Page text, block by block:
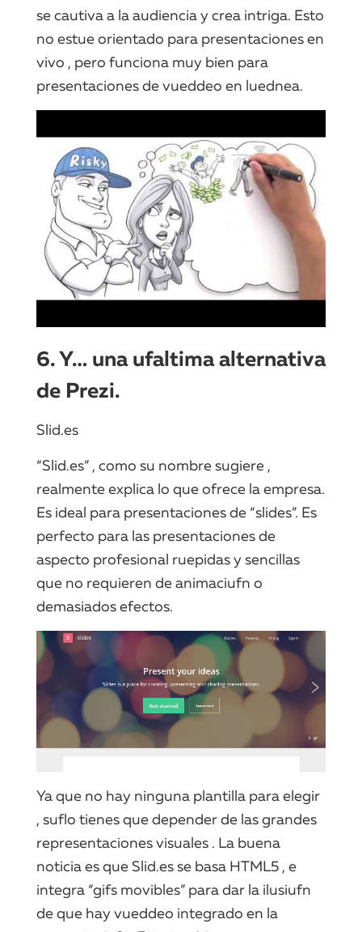
se cautiva a la audiencia y crea intriga. Esto
no estue orientado para presentaciones en
vivo , pero funciona muy bien para
presentaciones de vueddeo en luednea.
6. Y… una ufaltima alternativa
de Prezi.
Slid.es
“Slid.es” , como su nombre sugiere ,
realmente explica lo que ofrece la empresa.
Es ideal para presentaciones de “slides”. Es
perfecto para las presentaciones de
aspecto profesional ruepidas y sencillas
que no requieren de animaciufn o
demasiados efectos.
Ya que no hay ninguna plantilla para elegir
, suflo tienes que depender de las grandes
representaciones visuales . La buena
noticia es que Slid.es se basa HTML5 , e
integra “gifs movibles” para dar la ilusiufn
de que hay vueddeo integrado en la